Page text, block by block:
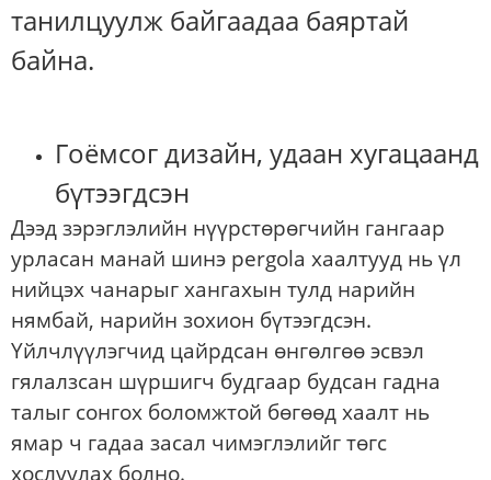
танилцуулж байгаадаа баяртай
байна.
Гоёмсог дизайн, удаан хугацаанд
бүтээгдсэн
Дээд зэрэглэлийн нүүрстөрөгчийн гангаар
урласан манай шинэ pergola хаалтууд нь үл
нийцэх чанарыг хангахын тулд нарийн
нямбай, нарийн зохион бүтээгдсэн.
Үйлчлүүлэгчид цайрдсан өнгөлгөө эсвэл
гялалзсан шүршигч будгаар будсан гадна
талыг сонгох боломжтой бөгөөд хаалт нь
ямар ч гадаа засал чимэглэлийг төгс
хослуулах болно.